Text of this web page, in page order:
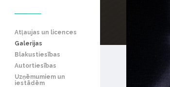
Atļaujas un licences
Galerijas
Blakustiesības
Autortiesības
Uzņēmumiem un
iestādēm